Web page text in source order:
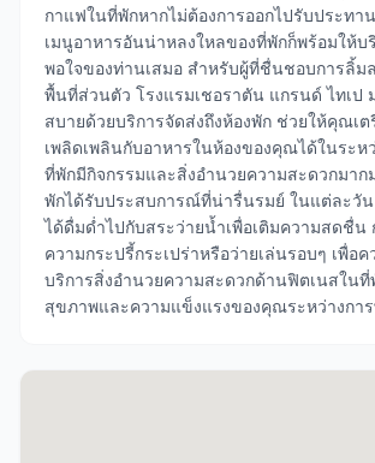
กาแฟในที่พักหากไม่ต้องการออกไปรับประทา
เมนูอาหารอันน่าหลงใหลของที่พักก็พร้อมให้บ
พอใจของท่านเสมอ สำหรับผู้ที่ชื่นชอบการลิ้ม
พื้นที่ส่วนตัว โรงแรมเชอราตัน แกรนด์ ไทเป
สบายด้วยบริการจัดส่งถึงห้องพัก ช่วยให้คุณเต
เพลิดเพลินกับอาหารในห้องของคุณได้ในระ
ที่พักมีกิจกรรมและสิ่งอำนวยความสะดวกมาก
พักได้รับประสบการณ์ที่น่ารื่นรมย์ ในแต่ละวั
ได้ดื่มด่ำไปกับสระว่ายน้ำเพื่อเติมความสดชื่น
ความกระปรี้กระเปร่าหรือว่ายเล่นรอบๆ เพื่อ
บริการสิ่งอำนวยความสะดวกด้านฟิตเนสในที่
สุขภาพและความแข็งแรงของคุณระหว่างกา